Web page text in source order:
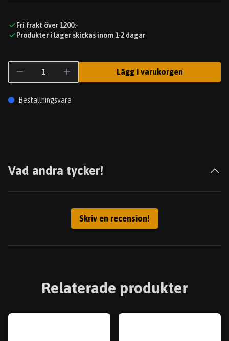
Fri frakt över 1200:-
Produkter i lager skickas inom 1-2 dagar
Lägg i varukorgen
Beställningsvara
Vad andra tycker!
Skriv en recension!
Relaterade produkter